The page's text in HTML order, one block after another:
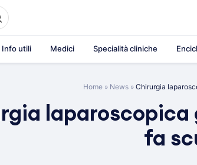
Info utili Medici Specialità cliniche
Home» News» Chirurgia
laparoscopica
fa